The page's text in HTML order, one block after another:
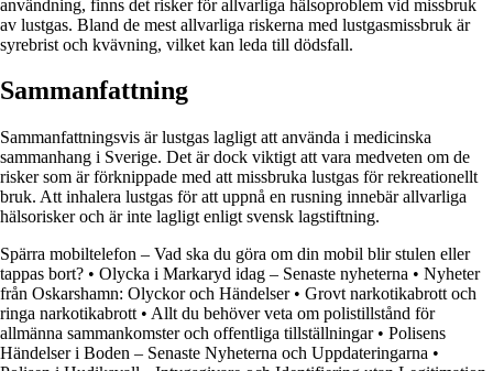
användning, finns det risker för allvarliga hälsoproblem vid missbruk
av lustgas. Bland de mest allvarliga riskerna med lustgasmissbruk är
syrebrist och kvävning, vilket kan leda till dödsfall.
Sammanfattning
Sammanfattningsvis är lustgas lagligt att använda i medicinska
sammanhang i Sverige. Det är dock viktigt att vara medveten om de
risker som är förknippade med att missbruka lustgas för rekreationellt
bruk. Att inhalera lustgas för att uppnå en rusning innebär allvarliga
hälsorisker och är inte lagligt enligt svensk lagstiftning.
Spärra mobiltelefon – Vad ska du göra om din mobil blir stulen eller
tappas bort? • Olycka i Markaryd idag – Senaste nyheterna • Nyheter
från Oskarshamn: Olyckor och Händelser• Grovt narkotikabrott och
ringa narkotikabrott • Allt du behöver veta om polistillstånd för
allmänna sammankomster och offentliga tillställningar• Polisens
Händelser i Boden – Senaste Nyheterna och Uppdateringarna •